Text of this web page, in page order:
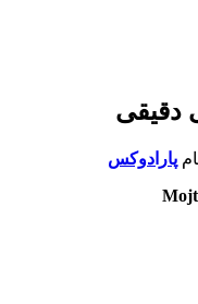
دقیقی
پارادوکس